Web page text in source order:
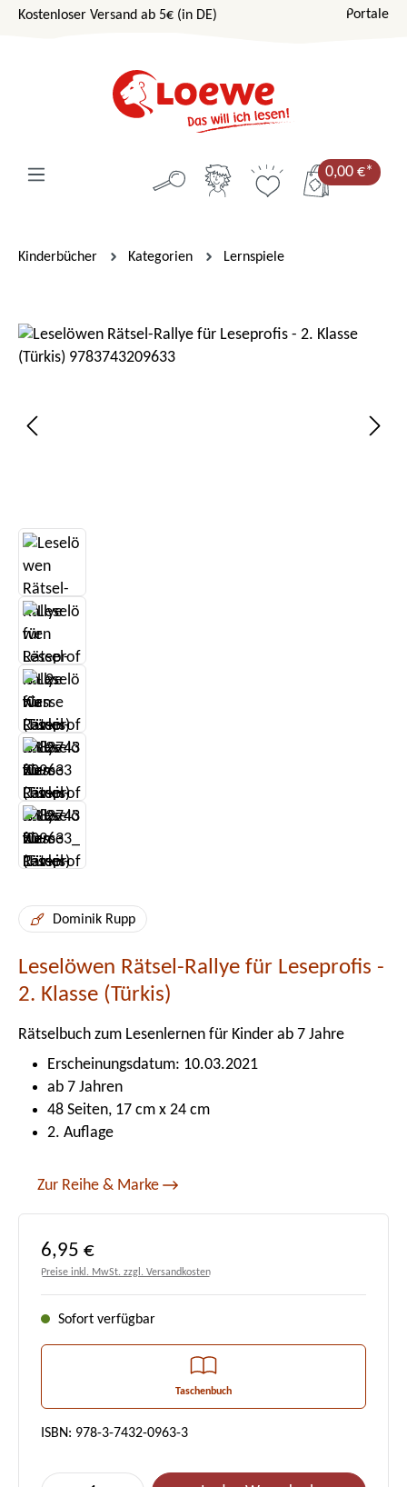
Zum Hauptinhalt springen
Kostenloser Versand ab 5€ (in DE) Portale
0,00 €*
Kinderbücher Kategorien Lernspiele
Bildergalerie überspringen
Dominik Rupp
Leselöwen Rätsel-Rallye für Leseprofis -
2. Klasse (Türkis)
Rätselbuch zum Lesenlernen für Kinder ab 7 Jahre
Erscheinungsdatum: 10.03.2021
ab 7 Jahren
48 Seiten, 17 cm x 24 cm
2. Auflage
Zur Reihe & Marke
Regulärer Preis:
6,95 €
Preise inkl. MwSt. zzgl. Versandkosten
Sofort verfügbar
Taschenbuch
ISBN: 978-3-7432-0963-3